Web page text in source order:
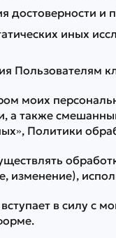
достоверности и
иных
Пользователям
моих
а также
Политики
изменение),
в силу с